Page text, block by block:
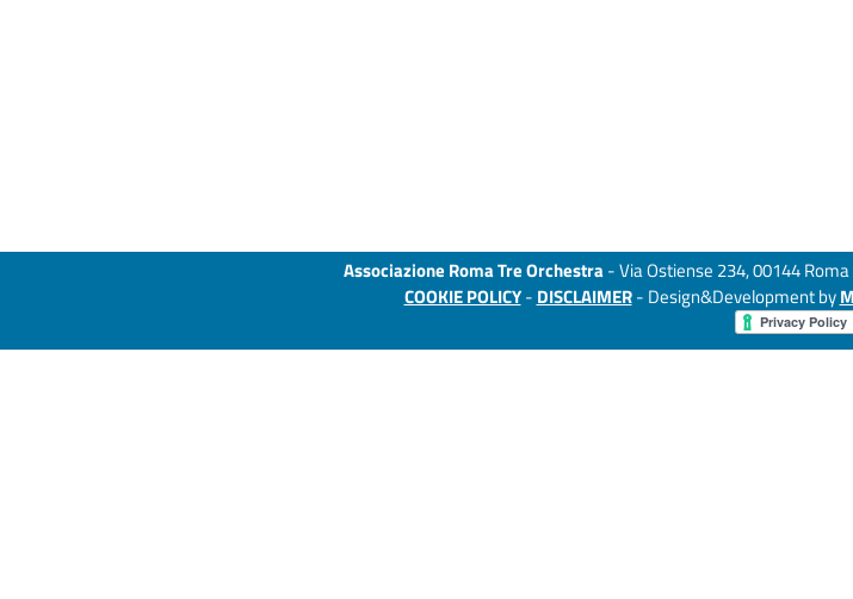
Associazione Roma Tre Orchestra- Via Ostiense 234, 00144 Roma
COOKIE POLICY- DISCLAIMER- Design&Development by